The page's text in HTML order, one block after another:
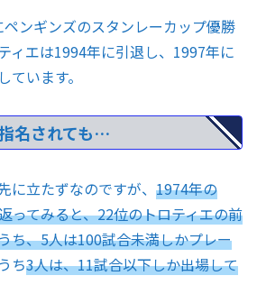
ンギンズのスタンレーカップ優勝
ィエは1994年に引退し、1997年に
います。
名されても…
立たずなのですが、 1974年の
ってみると、22位のトロティエの前
ち、5人は100試合未満しかプレー
ち3人は、11試合以下しか出場して